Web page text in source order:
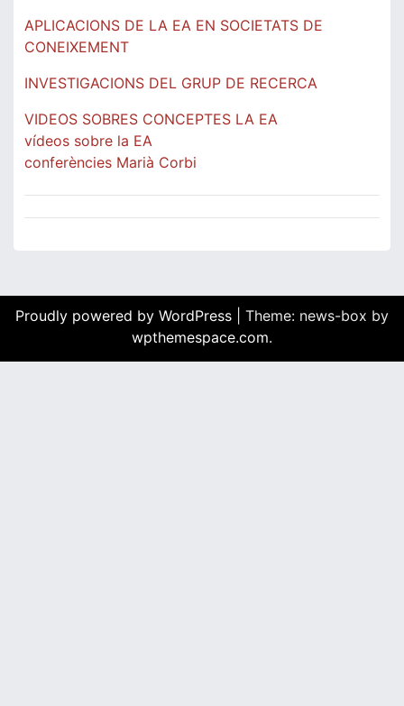
APLICACIONS DE LA EA EN SOCIETATS DE
CONEIXEMENT
INVESTIGACIONS DEL GRUP DE RECERCA
VIDEOS SOBRES CONCEPTES LA EA
vídeos sobre la EA
conferències Marià Corbi
Proudly powered by WordPress
Theme: news-box by
wpthemespace.com.